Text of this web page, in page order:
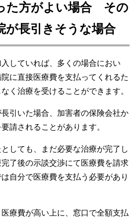
た方がよい場合 その
が長引きそうな場合
していれば、多くの場合におい
に直接医療費を支払ってくれるた
く治療を受けることができます。
引いた場合、加害者の保険会社か
請されることがあります。
しても、まだ必要な治療が完了し
了後の示談交渉にて医療費を請求
自分で医療費を支払う必要があり
療費が高い上に、窓口で全額支払